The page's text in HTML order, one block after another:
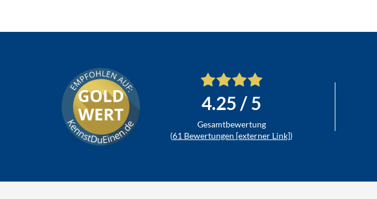
4.25 / 5
Gesamtbewertung
(61 Bewertungen [externer Link])